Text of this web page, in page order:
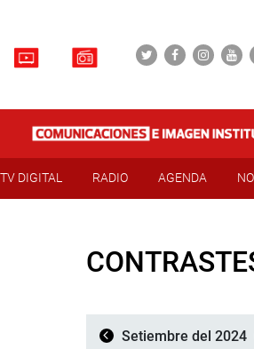
TV DIGITAL RADIO AGENDA
Setiembre del 2024